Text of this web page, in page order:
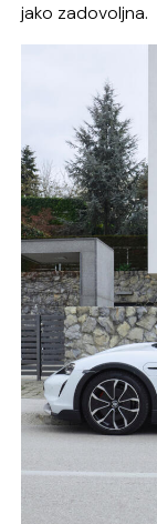
jako zadovoljna.